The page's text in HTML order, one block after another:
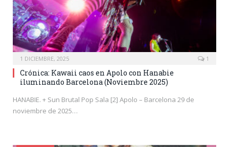
1 DICIEMBRE, 2025 1
Crónica: Kawaii caos en Apolo con Hanabie
iluminando Barcelona (Noviembre 2025)
HANABIE. + Sun Brutal Pop Sala [2] Apolo – Barcelona 29 de
noviembre de 2025…